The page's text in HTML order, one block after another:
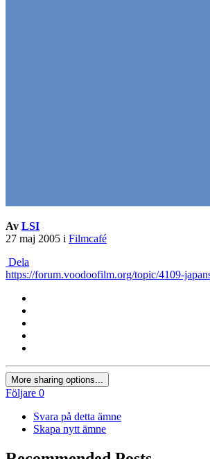
Av LSI
27 maj 2005 i Filmcafé
Dela
https://forum.voodoofilm.org/topic/4109-
More sharing options...
Följare 0
Svara på detta ämne
Skapa nytt ämne